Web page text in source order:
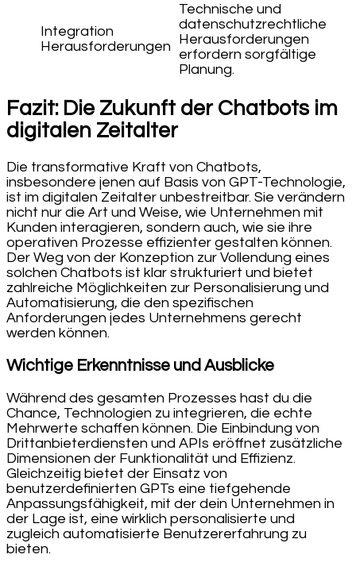
Integration
Herausforderungen
Technische und
datenschutzrechtliche
Herausforderungen
erfordern sorgfältige
Planung.
Fazit: Die Zukunft der Chatbots im
digitalen Zeitalter
Die transformative Kraft von Chatbots,
insbesondere jenen auf Basis von GPT-Technologie,
ist im digitalen Zeitalter unbestreitbar. Sie verändern
nicht nur die Art und Weise, wie Unternehmen mit
Kunden interagieren, sondern auch, wie sie ihre
operativen Prozesse effizienter gestalten können.
Der Weg von der Konzeption zur Vollendung eines
solchen Chatbots ist klar strukturiert und bietet
zahlreiche Möglichkeiten zur Personalisierung und
Automatisierung, die den spezifischen
Anforderungen jedes Unternehmens gerecht
werden können.
Wichtige Erkenntnisse und Ausblicke
Während des gesamten Prozesses hast du die
Chance, Technologien zu integrieren, die echte
Mehrwerte schaffen können. Die Einbindung von
Drittanbieterdiensten und APIs eröffnet zusätzliche
Dimensionen der Funktionalität und Effizienz.
Gleichzeitig bietet der Einsatz von
benutzerdefinierten GPTs eine tiefgehende
Anpassungsfähigkeit, mit der dein Unternehmen in
der Lage ist, eine wirklich personalisierte und
zugleich automatisierte Benutzererfahrung zu
bieten.